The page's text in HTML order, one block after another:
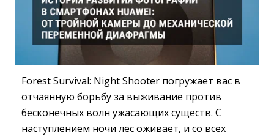
Forest Survival: Night Shooter погружает вас в
отчаянную борьбу за выживание против
бесконечных волн ужасающих существ. С
наступлением ночи лес оживает, и со всех